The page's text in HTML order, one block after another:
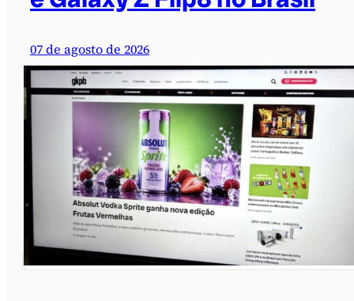
07 de agosto de 2026